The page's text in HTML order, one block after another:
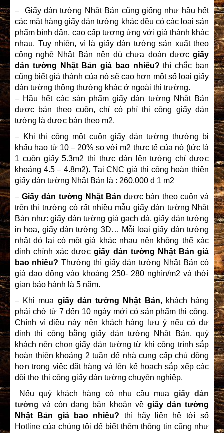
– Giấy dán tường Nhật Bản cũng giống như hầu hết
các mặt hàng giấy dán tường khác đều có các loại sản
phẩm bình dân, cao cấp tương ứng với giá thành khác
nhau. Tuy nhiên, vì là giấy dán tường sản xuất theo
công nghệ Nhật Bản nên dù chưa đoán được giấy
dán tường Nhật Bản giá bao nhiêu?thì chắc bạn
cũng biết giá thành của nó sẽ cao hơn một số loại giấy
dán tường thông thường khác ở ngoài thị trường.
– Hầu hết các sản phẩm giấy dán tường Nhật Bản
được bán theo cuộn, chỉ có phí thi công giấy dán
tường là được bán theo m2.
– Khi thi công một cuộn giấy dán tường thường bị
khấu hao từ 10 – 20% so với m2 thực tế của nó (tức là
1 cuộn giấy 5.3m2 thì thực dán lên tưởng chỉ được
khoảng 4.5 – 4.8m2). Tại CNC giá thi công hoàn thiện
giấy dán tường Nhật Bản là : 260.000 đ 1 m2
–Giấy dán tường Nhật Bảnđược bán theo cuộn và
trên thị trường có rất nhiều mẫu giấy dán tường Nhật
Bản như: giấy dán tường giả gạch đá, giấy dán tường
in hoa, giấy dán tường 3D… Mỗi loại giấy dán tường
nhật đó lại có một giá khác nhau nên không thể xác
định chính xác đượcgiấy dán tường Nhật Bản giá
bao nhiêu? Thường thì giấy dán tường Nhật Bản có
giá dao động vào khoảng 250- 280 nghìn/m2 và thời
gian bảo hành là 5 năm.
– Khi mua giấy dán tường Nhật Bản, khách hàng
phải chờ từ 7 đến 10 ngày mới có sản phẩm thi công.
Chính vì điều này nên khách hàng lưu ý nếu có dự
định thi công bằng giấy dán tường Nhật Bản, quý
khách nên chọn giấy dán tường từ khi công trình sắp
hoàn thiện khoảng 2 tuần để nhà cung cấp chủ động
hơn trong việc đặt hàng và lên kế hoạch sắp xếp các
đội thợ thi công giấy dán tường chuyên nghiệp.
Nếu quý khách hàng có nhu cầu mua giấy dán
tường và còn đang băn khoăn về giấy dán tường
Nhật Bản giá bao nhiêu? thì hãy liên hệ tới số
Hotline của chúng tôi để biết thêm thông tin cũng như